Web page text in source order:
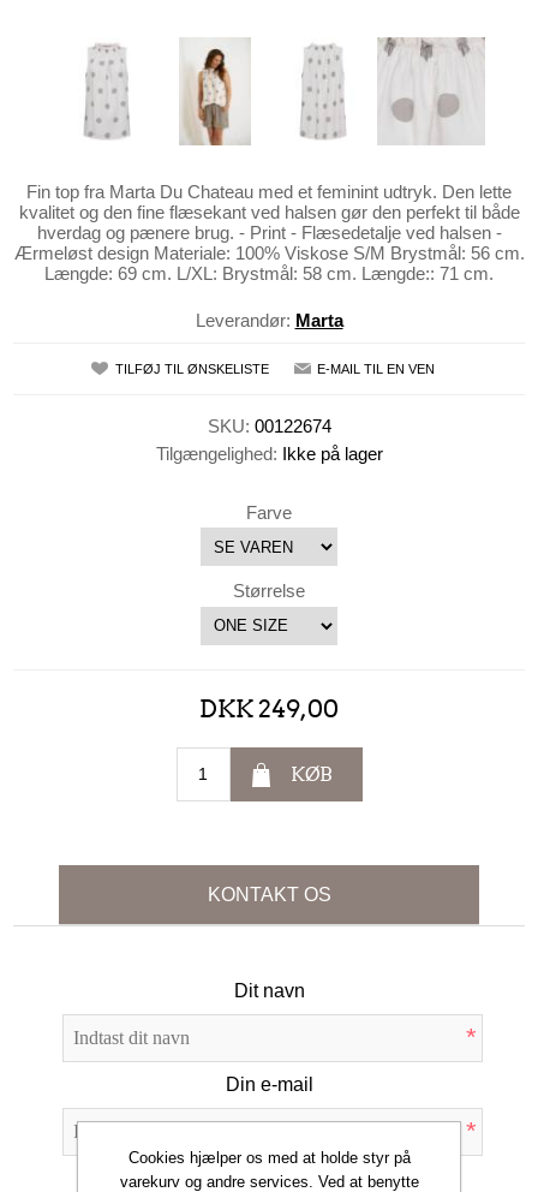
Fin top fra Marta Du Chateau med et feminint udtryk. Den lette
kvalitet og den fine flæsekant ved halsen gør den perfekt til både
hverdag og pænere brug. - Print - Flæsedetalje ved halsen -
Ærmeløst design Materiale: 100% Viskose S/M Brystmål: 56 cm.
Længde: 69 cm. L/XL: Brystmål: 58 cm. Længde:: 71 cm.
Leverandør: Marta
TILFØJ TIL ØNSKELISTE E-MAIL TIL EN VEN
SKU: 00122674
Tilgængelighed: Ikke på lager
Farve
Størrelse
DKK 249,00
KØB
KONTAKT OS
Dit navn
*
Din e-mail
*
Emne:
Cookies hjælper os med at holde styr på
varekurv og andre services. Ved at benytte